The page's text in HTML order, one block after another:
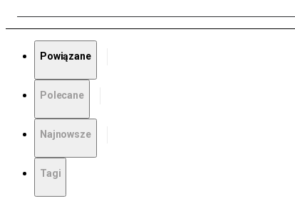
Powiązane
Polecane
Najnowsze
Tagi